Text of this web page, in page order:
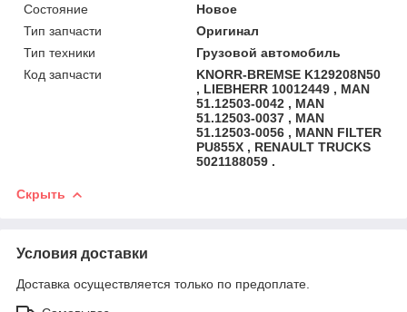
Состояние
Новое
Тип запчасти
Оригинал
Тип техники
Грузовой автомобиль
Код запчасти
KNORR-BREMSE K129208N50
, LIEBHERR 10012449 , MAN
51.12503-0042 , MAN
51.12503-0037 , MAN
51.12503-0056 , MANN FILTER
PU855X , RENAULT TRUCKS
5021188059 .
Скрыть
Условия доставки
Доставка осуществляется только по предоплате.